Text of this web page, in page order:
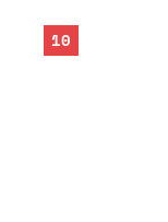
10